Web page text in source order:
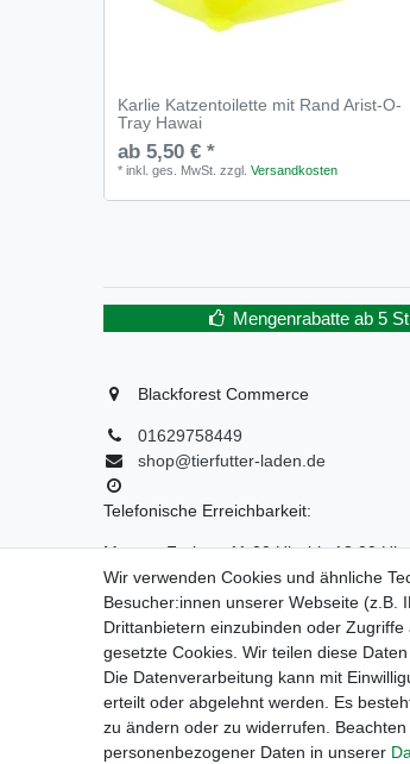
Karlie Katzentoilette mit Rand Arist-O-
Tray Hawai
ab 5,50 € *
*inkl. ges. MwSt. zzgl.Versandkosten
Mengenrabatte ab 5
Blackforest Commerce
01629758449
shop@tierfutter-laden.de
Telefonische Erreichbarkeit:
Montag-Freitag: 11:00 Uhr bis 18:00 Uhr
WIR SIND EIN REINER ONLINE-
KEIN LADENGESCHÄFT, KEINE
Wir verwenden Cookies und ähnliche
Besucher:innen unserer Webseite (z.B.
Drittanbietern einzubinden oder
gesetzte Cookies. Wir teilen diese
Die Datenverarbeitung kann mit
erteilt oder abgelehnt werden. Es
zu ändern oder zu widerrufen.
personenbezogener Daten in unserer